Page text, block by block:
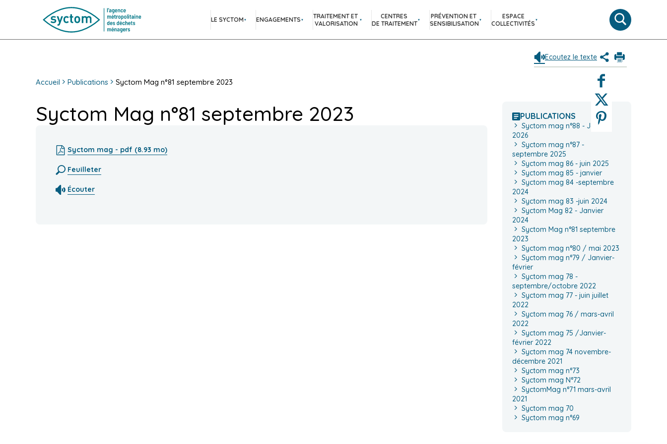
LE SYCTOM ENGAGEMENTS
TRAITEMENT ET
VALORISATION
CENTRES
DE TRAITEMENT
PRÉVENTION ET
SENSIBILISATION
ESPACE
COLLECTIVITÉS
Moteur
de
recherche
Ecoutez le texte
Partagez
Facebook
Twitter
Pinterest
Imprimer
le
Accueil Publications Syctom Mag n°81 septembre 2023
Syctom Mag n°81 septembre 2023
Syctom mag - pdf (8.93 mo)
Feuilleter
Écouter
PUBLICATIONS
Syctom mag n°88 - Janvier
2026
Syctom mag n°87 -
septembre 2025
Syctom mag 86 - juin 2025
Syctom mag 85 - janvier
Syctom mag 84 -septembre
2024
Syctom mag 83 -juin 2024
Syctom Mag 82 - Janvier
2024
Syctom Mag n°81 septembre
2023
Syctom mag n°80 / mai 2023
Syctom mag n°79 / Janvier-
février
Syctom mag 78 -
septembre/octobre 2022
Syctom mag 77 - juin juillet
2022
Syctom mag 76 / mars-avril
2022
Syctom mag 75 /Janvier-
février 2022
Syctom mag 74 novembre-
décembre 2021
Syctom mag n°73
Syctom mag N°72
SyctomMag n°71 mars-avril
2021
Syctom mag 70
Syctom mag n°69